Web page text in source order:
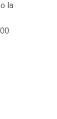
la